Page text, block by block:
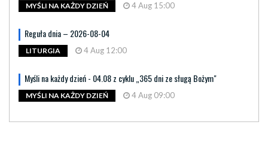
MYŚLI NA KAŻDY DZIEŃ 4 Aug 15:00
Reguła dnia – 2026-08-04
LITURGIA 4 Aug 12:00
Myśli na każdy dzień - 04.08 z cyklu „365 dni ze sługą Bożym"
MYŚLI NA KAŻDY DZIEŃ 4 Aug 09:00